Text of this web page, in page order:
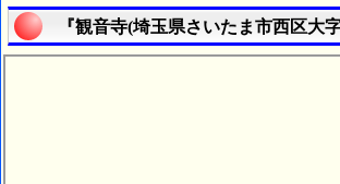
『観音寺(埼玉県さいたま市西区大